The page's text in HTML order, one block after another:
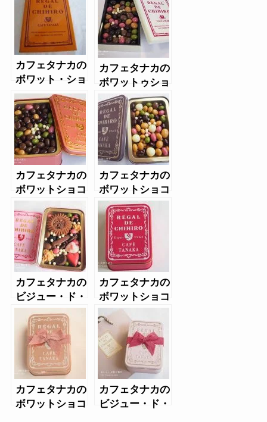
カフェタナカの
ボワット・ショ
コラテ（2017
年）
カフェタナカの
ボワットゥショ
コラテ(2018缶)
カフェタナカの
ボワットショコ
ラテ(2019年
缶）
カフェタナカの
ボワットショコ
ラテ（2021
年）
カフェタナカの
ビジュー・ド・
ショコラ・ヴェ
ルテ2021
カフェタナカの
ボワットショコ
ラテ2022-2023
バレンタイン
カフェタナカの
ボワットショコ
カフェタナカの
ビジュー・ド・